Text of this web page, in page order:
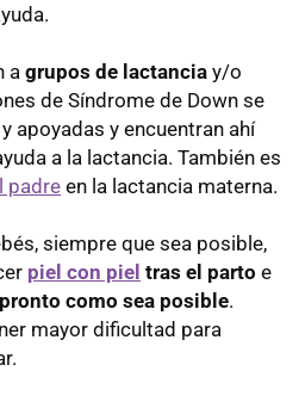
a grupos de lactancia y/o
de Síndrome de Down se
apoyadas y encuentran ahí
a la lactancia. También es
padre en la lactancia materna.
siempre que sea posible,
piel con piel tras el parto e
como sea posible.
mayor dificultad para